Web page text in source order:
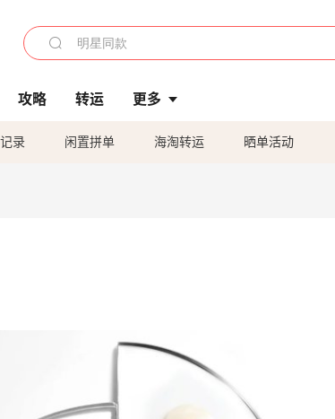
攻略 转运 更多
录 闲置拼单 海淘转运 晒单活动